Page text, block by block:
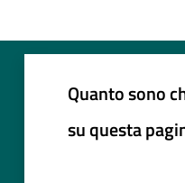
Quanto sono
su questa